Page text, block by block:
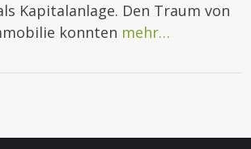
Kapitalanlage. Den Traum von
konnten mehr…